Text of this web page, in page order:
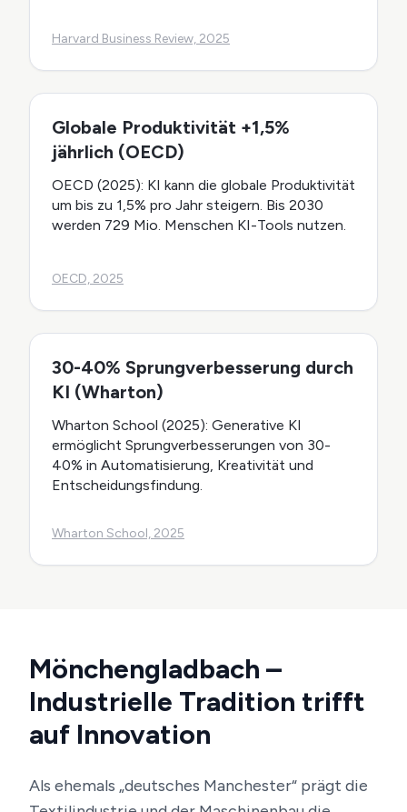
Harvard Business Review, 2025
Globale Produktivität +1,5%
jährlich (OECD)
OECD (2025): KI kann die globale Produktivität
um bis zu 1,5% pro Jahr steigern. Bis 2030
werden 729 Mio. Menschen KI-Tools nutzen.
OECD, 2025
30-40% Sprungverbesserung durch
KI (Wharton)
Wharton School (2025): Generative KI
ermöglicht Sprungverbesserungen von 30-
40% in Automatisierung, Kreativität und
Entscheidungsfindung.
Wharton School, 2025
Mönchengladbach –
Industrielle Tradition trifft
auf Innovation
Als ehemals „deutsches Manchester“ prägt die